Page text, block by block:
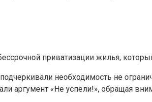
приватизации жилья,
необходимость не
аргумент «Не успели!», обращая